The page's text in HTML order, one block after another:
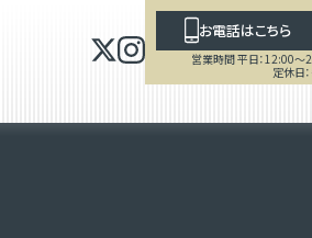
お電話はこちら
営業時間 平日：12:00
定休日